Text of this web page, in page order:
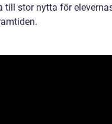
till stor nytta för